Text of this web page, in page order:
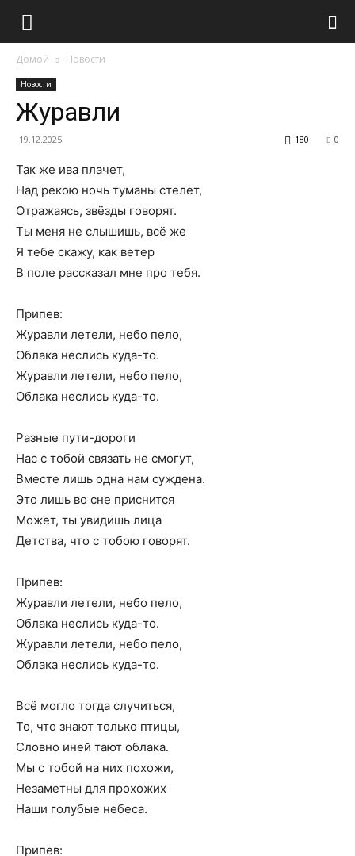
Домой Новости
Новости
Журавли
19.12.2025 0
180
Так же ива плачет,
Над рекою ночь туманы стелет,
Отражаясь, звёзды говорят.
Ты меня не слышишь, всё же
Я тебе скажу, как ветер
В поле рассказал мне про тебя.
Припев:
Журавли летели, небо пело,
Облака неслись куда-то.
Журавли летели, небо пело,
Облака неслись куда-то.
Разные пути-дороги
Нас с тобой связать не смогут,
Вместе лишь одна нам суждена.
Это лишь во сне приснится
Может, ты увидишь лица
Детства, что с тобою говорят.
Припев:
Журавли летели, небо пело,
Облака неслись куда-то.
Журавли летели, небо пело,
Облака неслись куда-то.
Всё могло тогда случиться,
То, что знают только птицы,
Словно иней тают облака.
Мы с тобой на них похожи,
Незаметны для прохожих
Наши голубые небеса.
Припев: